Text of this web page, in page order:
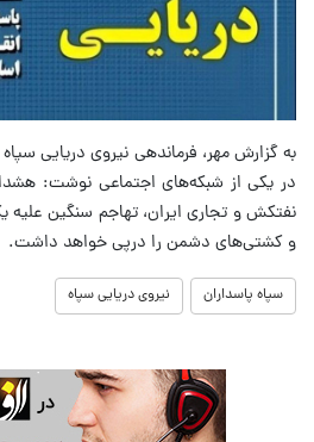
به گزارش مهر، فرماندهی نیروی دریایی
در یکی از شبکه‌های اجتماعی نوشت:
نفتکش و تجاری ایران، تهاجم سنگین علیه
و کشتی‌های دشمن را درپی خواهد داشت.
سپاه پاسداران نیروی دریایی سپاه